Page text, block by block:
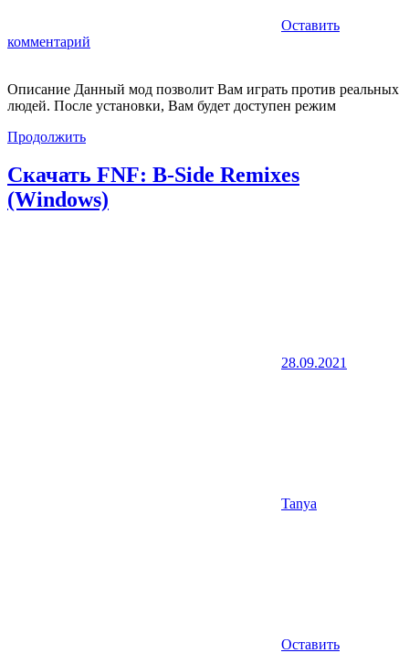
Оставить
комментарий
Описание Данный мод позволит Вам играть против реальных
людей. После установки, Вам будет доступен режим
Продолжить
Скачать FNF: B-Side Remixes
(Windows)
28.09.2021
Tanya
Оставить